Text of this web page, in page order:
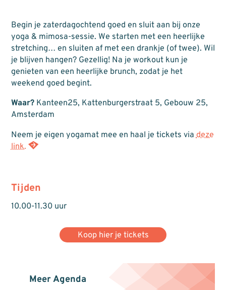
Begin je zaterdagochtend goed en sluit aan bij onze
yoga & mimosa-sessie. We starten met een heerlijke
stretching… en sluiten af met een drankje (of twee). Wil
je blijven hangen? Gezellig! Na je workout kun je
genieten van een heerlijke brunch, zodat je het
weekend goed begint.
Waar?Kanteen25, Kattenburgerstraat 5, Gebouw 25,
Amsterdam
Neem je eigen yogamat mee en haal je tickets viadeze
link.
Tijden
10.00-11.30 uur
Koop hier je tickets
Meer Agenda